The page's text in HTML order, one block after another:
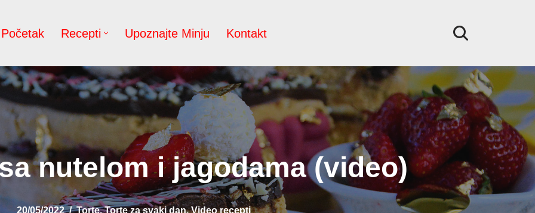
Početak Recepti Upoznajte Minju Kontakt
nutelom i jagodama (video)
20/05/2022 Torte,Torte za svaki dan,Video recepti